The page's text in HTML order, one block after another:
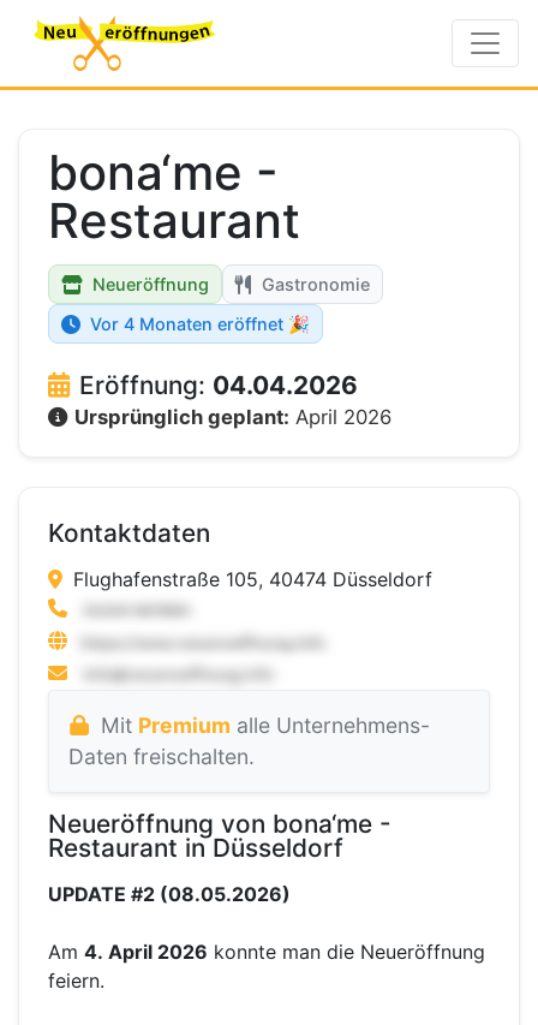
bona‘me -
Restaurant
Neueröffnung
Gastronomie
Vor 4 Monaten eröffnet 🎉
Eröffnung: 04.04.2026
Ursprünglich geplant: April 2026
Kontaktdaten
Flughafenstraße 105, 40474 Düsseldorf
Mit Premium alle Unternehmens-
Daten freischalten.
Neueröffnung von bona‘me -
Restaurant in Düsseldorf
UPDATE #2 (08.05.2026)
Am 4. April 2026 konnte man die Neueröffnung
feiern.